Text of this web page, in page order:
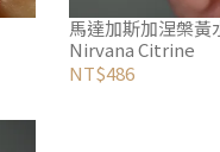
馬達加斯加涅槃
Nirvana Citrine
NT$486